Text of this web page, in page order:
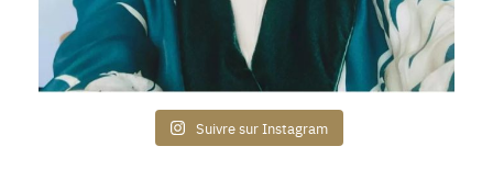
Suivre sur Instagram